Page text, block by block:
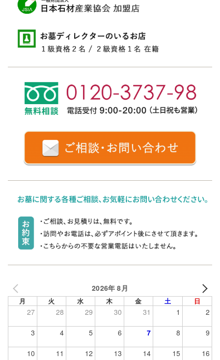
2026年 8月
月 火 水 木 金 土 日
27 28 29 30 31 1 2
3 4 5 6 7 8 9
10 11 12 13 14 15 16